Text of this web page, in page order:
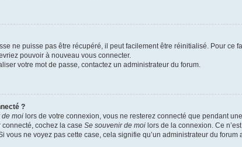
ne puisse pas être récupéré, il peut facilement être réinitialisé. Pour ce
pouvoir à nouveau vous connecter.
votre mot de passe, contactez un administrateur du forum.
?
de moi lors de votre connexion, vous ne resterez connecté que pendant
cochez la case Se souvenir de moi lors de la connexion. Ce
vous ne voyez pas cette case, cela signifie qu’un administrateur du forum